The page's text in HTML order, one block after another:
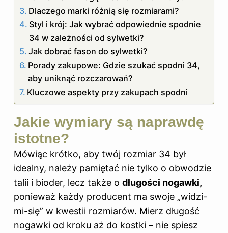
Dlaczego marki różnią się rozmiarami?
Styl i krój: Jak wybrać odpowiednie spodnie
34 w zależności od sylwetki?
Jak dobrać fason do sylwetki?
Porady zakupowe: Gdzie szukać spodni 34,
aby uniknąć rozczarowań?
Kluczowe aspekty przy zakupach spodni
Jakie wymiary są naprawdę
istotne?
Mówiąc krótko, aby twój rozmiar 34 był
idealny, należy pamiętać nie tylko o obwodzie
talii i bioder, lecz także o długości nogawki,
ponieważ każdy producent ma swoje „widzi-
mi-się” w kwestii rozmiarów. Mierz długość
nogawki od kroku aż do kostki – nie spiesz